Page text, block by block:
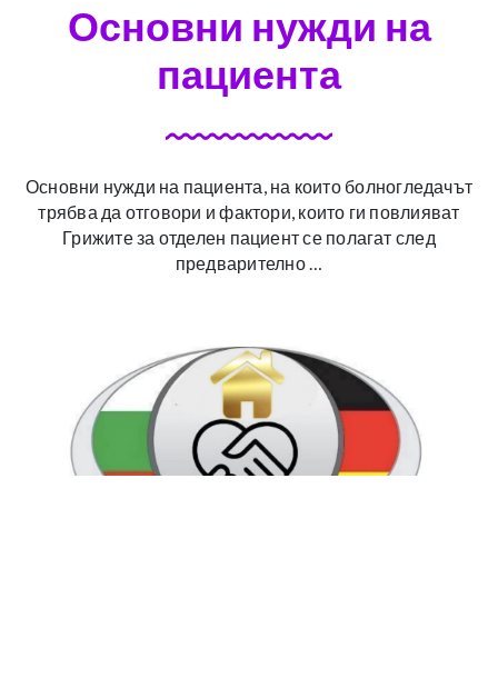
Основни нужди на
пациента
Основни нужди на пациента, на които болногледачът
трябва да отговори и фактори, които ги повлияват
Грижите за отделен пациент се полагат след
предварително …